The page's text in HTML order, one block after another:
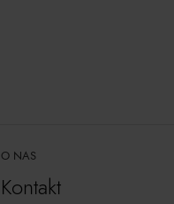
O NAS
Kontakt